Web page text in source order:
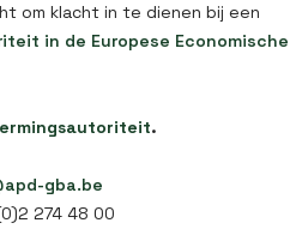
om klacht in te dienen bij een
in de Europese Economische
.
gba.be
274 48 00